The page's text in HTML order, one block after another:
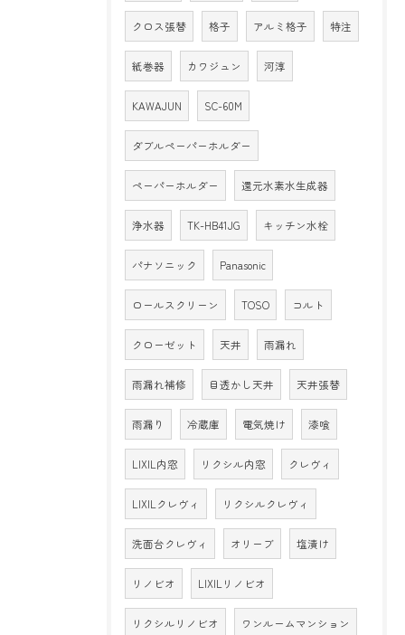
クロス張替 格子 アルミ格子 特注
紙巻器 カワジュン 河淳
KAWAJUN SC-60M
ダブルペーパーホルダー
ペーパーホルダー 還元水素水生成器
浄水器 TK-HB41JG キッチン水栓
パナソニック Panasonic
ロールスクリーン TOSO コルト
クローゼット 天井 雨漏れ
雨漏れ補修 目透かし天井 天井張替
雨漏り 冷蔵庫 電気焼け 漆喰
LIXIL内窓 リクシル内窓 クレヴィ
LIXILクレヴィ リクシルクレヴィ
洗面台クレヴィ オリーブ 塩漬け
リノビオ LIXILリノビオ
リクシルリノビオ ワンルームマンション